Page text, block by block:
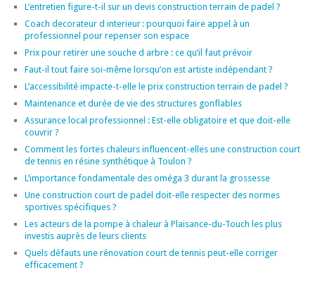
L’entretien figure-t-il sur un devis construction terrain de padel ?
Coach decorateur d interieur : pourquoi faire appel à un
professionnel pour repenser son espace
Prix pour retirer une souche d arbre : ce qu’il faut prévoir
Faut-il tout faire soi-même lorsqu’on est artiste indépendant ?
L’accessibilité impacte-t-elle le prix construction terrain de padel ?
Maintenance et durée de vie des structures gonflables
Assurance local professionnel : Est-elle obligatoire et que doit-elle
couvrir ?
Comment les fortes chaleurs influencent-elles une construction court
de tennis en résine synthétique à Toulon ?
L’importance fondamentale des oméga 3 durant la grossesse
Une construction court de padel doit-elle respecter des normes
sportives spécifiques ?
Les acteurs de la pompe à chaleur à Plaisance-du-Touch les plus
investis auprès de leurs clients
Quels défauts une rénovation court de tennis peut-elle corriger
efficacement ?